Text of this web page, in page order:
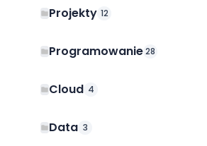
Projekty 12
Programowanie28
Cloud 4
Data 3